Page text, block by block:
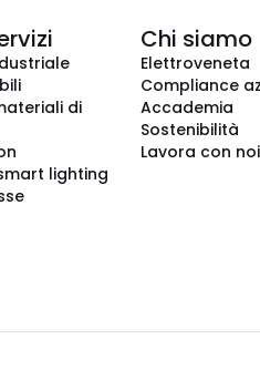
di
lighting
Chi siamo
Elettroveneta
Compliance
Accademia
Sostenibilità
Lavora con noi